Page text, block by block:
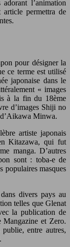
l’animation
article permettra de
pour désigner la
ce terme est utilisé
japonaise dans le
« images
à la fin du 18ème
d’images Shiji no
Minwa.
artiste japonais
Kitazawa, qui fut
manga. D’autres
sont : toba-e de
populaires masques
divers pays au
telles que Glenat
la publication de
Mangazine et Zero.
entre autres,